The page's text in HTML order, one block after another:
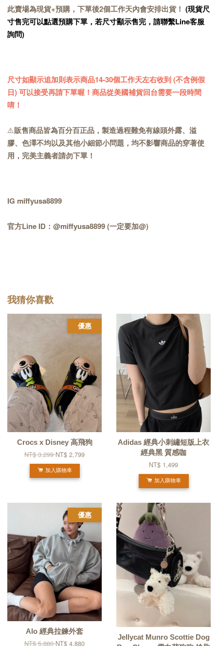
此賣場為現貨+預購，下單後2個工作天內會安排出貨！ (現貨尺
寸售完可以點選預購下單，若尺寸顯示售完，請聯繫Line客服
詢問)
尺寸如顯示追加則表示商品14-30個工作天左右收到 (不含例假
日) 可以接受再請下單喔！商品從美國補貨回台需要一段時間
唷！
⚠️販售商品皆為百分百正品，製造過程難免有線頭外露、溢
膠、色澤不均以及其他小細節小問題，均不影響商品的穿著使
用，完美主義者請勿下單！
IG miffyusa8899
官方Line ID：@miffyusa8899 (一定要加@)
我猜你喜歡
優惠
Crocs x Disney 高飛狗
NT$ 3,299NT$ 2,799
加入購物車
Adidas 經典小刺繡短版上衣
經典黑 質感咖
NT$ 1,499
加入購物車
優惠
Alo 經典拉鍊外套
NT$ 5,880NT$ 4,880
Jellycat Munro Scottie Dog